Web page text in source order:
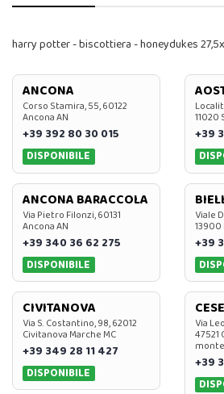
harry potter - biscottiera - honeydukes
ANCONA
Corso Stamira, 55, 60122
Ancona AN
+39 392 80 30 015
DISPONIBILE
11020
+39
ANCONA BARACCOLA
Via Pietro Filonzi, 60131
Ancona AN
+39 340 36 62 275
DISPONIBILE
Viale
13900
+39
CIVITANOVA
Via S. Costantino, 98, 62012
Civitanova Marche MC
+39 349 28 11 427
DISPONIBILE
Via
47521
+39